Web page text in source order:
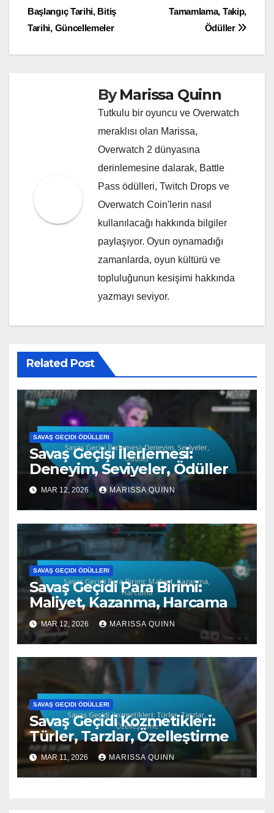
navigation
Tamamlama, Takip,
Ödüller
Başlangıç Tarihi, Bitiş
Tarihi, Güncellemeler
ByMarissa Quinn
Tutkulu bir oyuncu ve Overwatch
meraklısı olan Marissa,
Overwatch 2 dünyasına
derinlemesine dalarak, Battle
Pass ödülleri, Twitch Drops ve
Overwatch Coin'lerin nasıl
kullanılacağı hakkında bilgiler
paylaşıyor. Oyun oynamadığı
zamanlarda, oyun kültürü ve
topluluğunun kesişimi hakkında
yazmayı seviyor.
Related Post
SAVAŞ GEÇIDI ÖDÜLLERI
Savaş Geçişi İlerlemesi:
Deneyim, Seviyeler, Ödüller
MAR 12, 2026 MARISSA QUINN
SAVAŞ GEÇIDI ÖDÜLLERI
Savaş Geçidi Para Birimi:
Maliyet, Kazanma, Harcama
MAR 12, 2026 MARISSA QUINN
SAVAŞ GEÇIDI ÖDÜLLERI
Savaş Geçidi Kozmetikleri:
Türler, Tarzlar, Özelleştirme
MAR 11, 2026 MARISSA QUINN